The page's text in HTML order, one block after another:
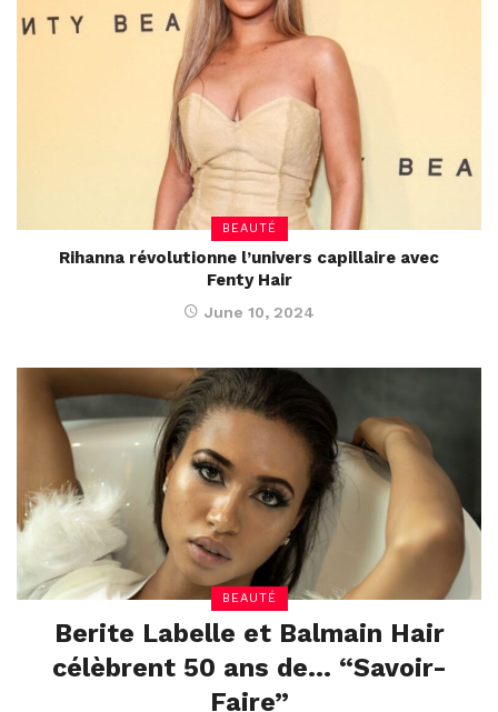
BEAUTÉ
Rihanna révolutionne l’univers capillaire avec
Fenty Hair
June 10, 2024
BEAUTÉ
Berite Labelle et Balmain Hair
célèbrent 50 ans de… “Savoir-
Faire”